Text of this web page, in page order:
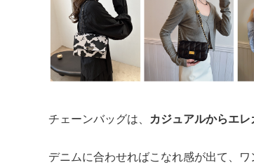
チェーンバッグは、 カジュアルからエ
デニムに合わせればこなれ感が出て、